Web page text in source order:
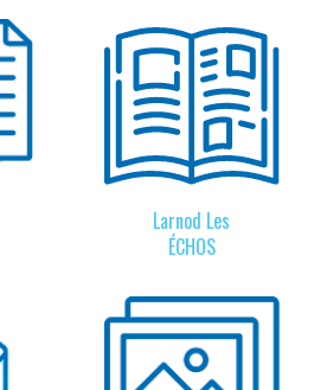
Larnod Les
ÉCHOS